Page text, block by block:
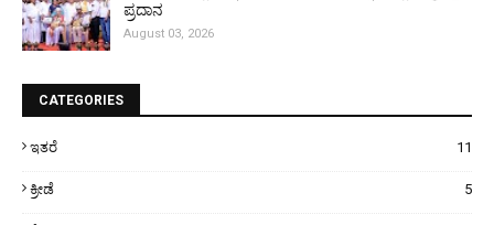
ಪ್ರದಾನ
August 03, 2026
CATEGORIES
ಇತರೆ 11
ಕ್ರೀಡೆ 5